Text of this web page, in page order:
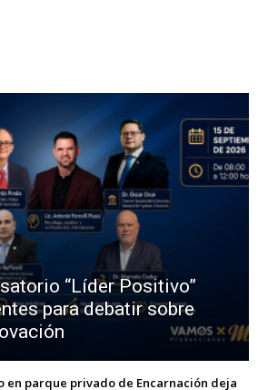
“Líder Positivo”
para debatir sobre
en parque privado de Encarnación deja